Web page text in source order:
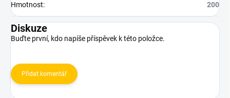
Hmotnost: 200
Diskuze
Buďte první, kdo napíše příspěvek k této položce.
Přidat komentář